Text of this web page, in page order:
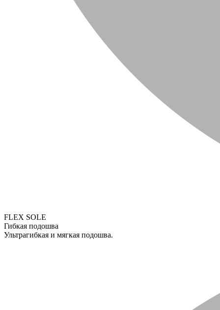
FLEX SOLE
Гибкая подошва
Ультрагибкая и мягкая подошва.